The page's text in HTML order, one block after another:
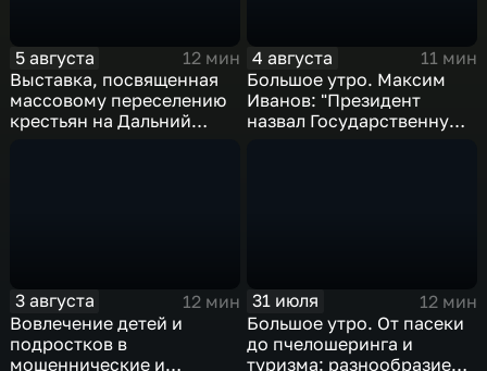
5 августа
12 мин
Выставка, посвященная
массовому переселению
крестьян на Дальний
4 августа
11 мин
Большое утро. Максим
Иванов: "Президент
назвал Государственную
3 августа
12 мин
Вовлечение детей и
подростков в
мошеннические и
31 июля
12 мин
Большое утро. От пасеки
до пчелошеринга и
туризма: разнообразие